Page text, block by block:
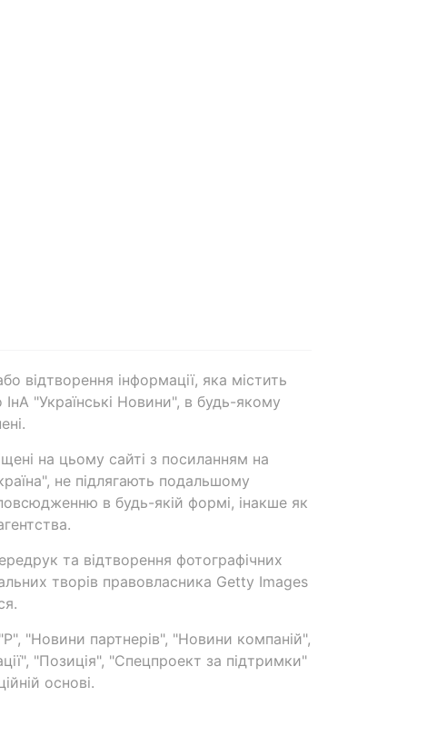
відтворення інформації, яка містить
"Українські Новини", в будь-якому
на цьому сайті з посиланням на
не підлягають подальшому
в будь-якій формі, інакше як
та відтворення фотографічних
творів правовласника Getty Images
"Новини партнерів", "Новини компаній",
"Позиція", "Спецпроект за підтримки"
основі.